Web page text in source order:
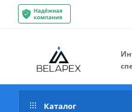
Каталог